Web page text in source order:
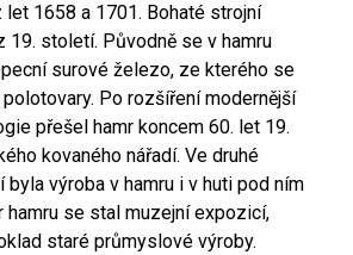
let 1658 a 1701. Bohaté strojní
19. století. Původně se v hamru
surové železo, ze kterého se
Po rozšíření modernější
přešel hamr koncem 60. let 19.
kovaného nářadí. Ve druhé
výroba v hamru i v huti pod ním
hamru se stal muzejní expozicí,
staré průmyslové výroby.